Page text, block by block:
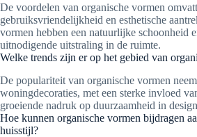
De voordelen van organische vormen
gebruiksvriendelijkheid en esthetische
vormen hebben een natuurlijke schoonheid
uitnodigende uitstraling in de ruimte.
Welke trends zijn er op het gebied van
De populariteit van organische vormen
woningdecoraties, met een sterke invloed
groeiende nadruk op duurzaamheid in
Hoe kunnen organische vormen bijdragen
huisstijl?